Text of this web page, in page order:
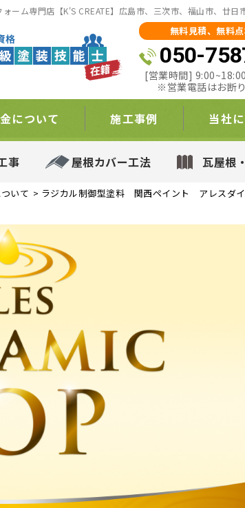
ーム専門店【K'S CREATE】広島市、三次市、福山市、廿
無料見積、無料
050-
[営業時間]
※営業電話はお断
について 施工事例 当社
事 屋根カバー工法 瓦屋根
いて > ラジカル制御型塗料 関西ペイント アレスダ